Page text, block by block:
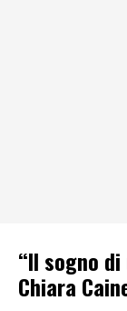
“Il sogno
Chiara